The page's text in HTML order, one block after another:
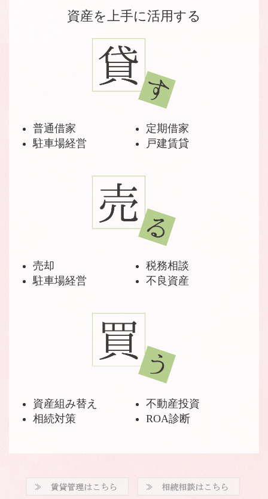
資産を上手に活用する
普通借家
定期借家
駐車場経営
戸建賃貸
売却
税務相談
駐車場経営
不良資産
資産組み替え
不動産投資
相続対策
ROA診断